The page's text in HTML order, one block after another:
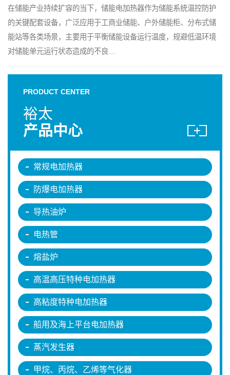
在储能产业持续扩容的当下，储能电加热器作为储能系统温控防护
的关键配套设备，广泛应用于工商业储能、户外储能柜、分布式储
能站等各类场景，主要用于平衡储能设备运行温度，规避低温环境
对储能单元运行状态造成的不良…
PRODUCT CENTER
裕太
产品中心
常规电加热器
防爆电加热器
导热油炉
电热管
熔盐炉
高温高压特种电加热器
高粘度特种电加热器
船用及海上平台电加热器
蒸汽发生器
甲烷、丙烷、乙烯等气化器